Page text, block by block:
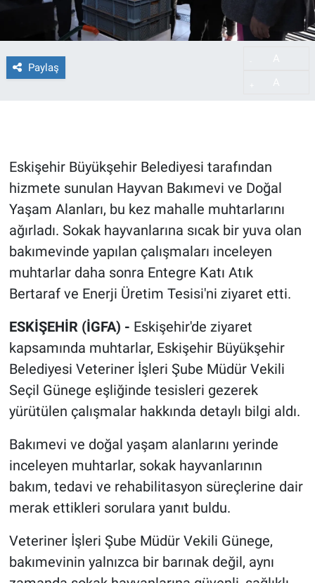
Paylaş
Eskişehir Büyükşehir Belediyesi tarafından
hizmete sunulan Hayvan Bakımevi ve Doğal
Yaşam Alanları, bu kez mahalle muhtarlarını
ağırladı. Sokak hayvanlarına sıcak bir yuva olan
bakımevinde yapılan çalışmaları inceleyen
muhtarlar daha sonra Entegre Katı Atık
Bertaraf ve Enerji Üretim Tesisi'ni ziyaret etti.
ESKİŞEHİR (İGFA) - Eskişehir'de ziyaret
kapsamında muhtarlar, Eskişehir Büyükşehir
Belediyesi Veteriner İşleri Şube Müdür Vekili
Seçil Günege eşliğinde tesisleri gezerek
yürütülen çalışmalar hakkında detaylı bilgi aldı.
Bakımevi ve doğal yaşam alanlarını yerinde
inceleyen muhtarlar, sokak hayvanlarının
bakım, tedavi ve rehabilitasyon süreçlerine dair
merak ettikleri sorulara yanıt buldu.
Veteriner İşleri Şube Müdür Vekili Günege,
bakımevinin yalnızca bir barınak değil, aynı